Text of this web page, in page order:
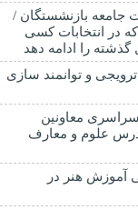
جامعه بازنشستگان /
در انتخابات کسی
را ادامه دهد
ترویجی و توانمند سازی
معاونین
درس علوم و معارف
آموزش هنر در